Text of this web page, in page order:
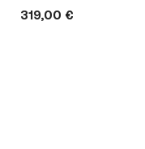
319,00 €